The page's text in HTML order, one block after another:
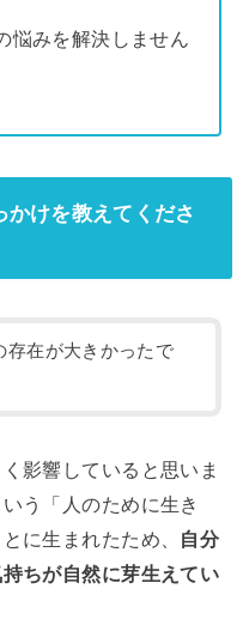
悩みを解決しません
けを教えてくださ
存在が大きかったで
影響していると思いま
う「人のために生き
に生まれたため、 自分
ちが自然に芽生えてい